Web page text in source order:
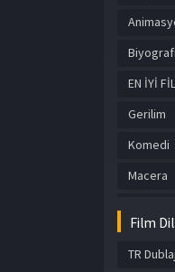
Biyografi
EN İYİ
Gerilim
Komedi
Macera
Film
TR Dublaj